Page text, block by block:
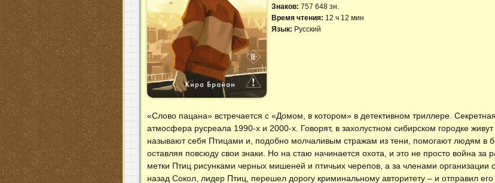
Знаков:757 648 зн.
Время чтения: 12 ч 12 мин
Язык: Русский
«Слово пацана» встречается с «Домом, в котором» в детективном триллере.
атмосфера русреала 1990‑х и 2000‑х. Говорят, в захолустном сибирском городке
называют себя Птицами и, подобно молчаливым стражам из тени, помогают людям в
оставляя повсюду свои знаки. Но на стаю начинается охота, и это не просто война за
метки Птиц рисунками черных мишеней и птичьих черепов, а за членами организации
назад Сокол, лидер Птиц, перешел дорогу криминальному авторитету – и отправил